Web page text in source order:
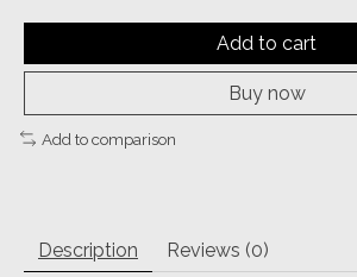
Add to cart
Buy now
Add to comparison
Description Reviews (0)